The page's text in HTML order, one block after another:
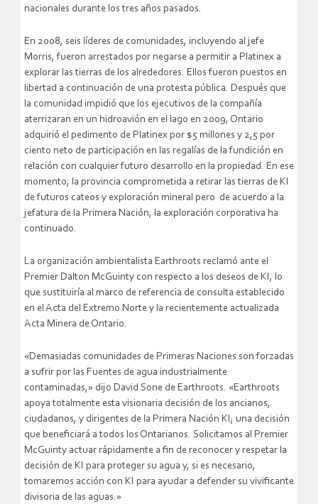
nacionales durante los tres años pasados.
En 2008, seis líderes de comunidades, incluyendo al jefe
Morris, fueron arrestados por negarse a permitir a Platinex a
explorar las tierras de los alrededores. Ellos fueron puestos en
libertad a continuación de una protesta pública. Después que
la comunidad impidió que los ejecutivos de la compañía
aterrizaran en un hidroavión en el lago en 2009, Ontario
adquirió el pedimento de Platinex por $5 millones y 2,5 por
ciento neto de participación en las regalías de la fundición en
relación con cualquier futuro desarrollo en la propiedad. En ese
momento, la provincia comprometida a retirar las tierras de KI
de futuros cateos y exploración mineral pero de acuerdo a la
jefatura de la Primera Nación, la exploración corporativa ha
continuado.
La organización ambientalista Earthroots reclamó ante el
Premier Dalton McGuinty con respecto a los deseos de KI, lo
que sustituiría al marco de referencia de consulta establecido
en el Acta del Extremo Norte y la recientemente actualizada
Acta Minera de Ontario.
«Demasiadas comunidades de Primeras Naciones son forzadas
a sufrir por las Fuentes de agua industrialmente
contaminadas,» dijo David Sone de Earthroots. «Earthroots
apoya totalmente esta visionaria decisión de los ancianos,
ciudadanos, y dirigentes de la Primera Nación KI; una decisión
que beneficiará a todos los Ontarianos. Solicitamos al Premier
McGuinty actuar rápidamente a fin de reconocer y respetar la
decisión de KI para proteger su agua y, si es necesario,
tomaremos acción con KI para ayudar a defender su vivificante
divisoria de las aguas.»